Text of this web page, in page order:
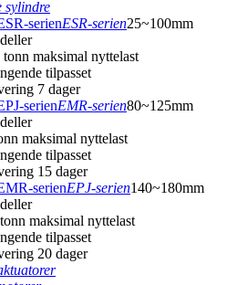
sylindre
ESR-serien25~100mm
tonn maksimal nyttelast
tilpasset
7 dager
EMR-serien80~125mm
maksimal nyttelast
tilpasset
15 dager
EPJ-serien140~180mm
maksimal nyttelast
tilpasset
20 dager